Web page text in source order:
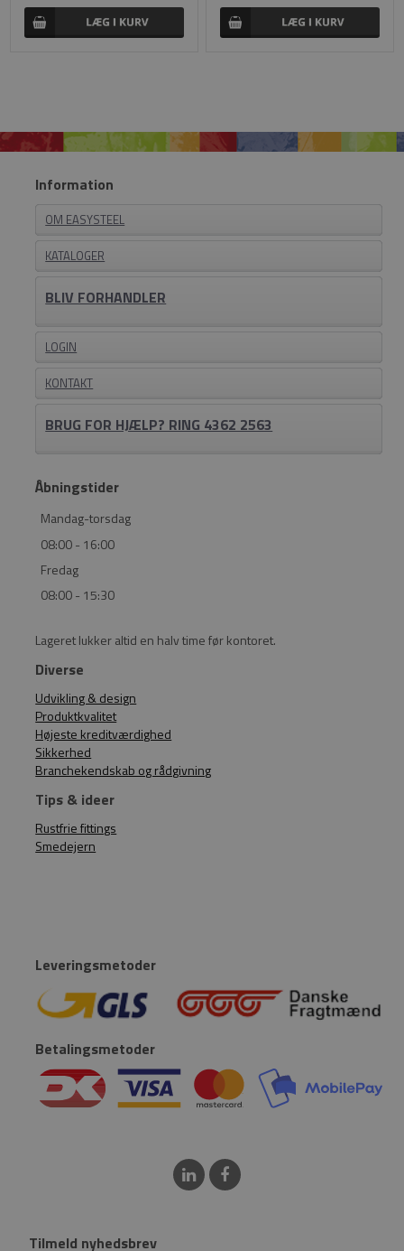
Information
OM EASYSTEEL
KATALOGER
BLIV FORHANDLER
LOGIN
KONTAKT
BRUG FOR HJÆLP? RING 4362 2563
Åbningstider
Mandag-torsdag
08:00 - 16:00
Fredag
08:00 - 15:30
Lageret lukker altid en halv time før kontoret.
Diverse
Udvikling & design
Produktkvalitet
Højeste kreditværdighed
Sikkerhed
Branchekendskab og rådgivning
Tips & ideer
Rustfrie fittings
Smedejern
Leveringsmetoder
Betalingsmetoder
Tilmeld nyhedsbrev